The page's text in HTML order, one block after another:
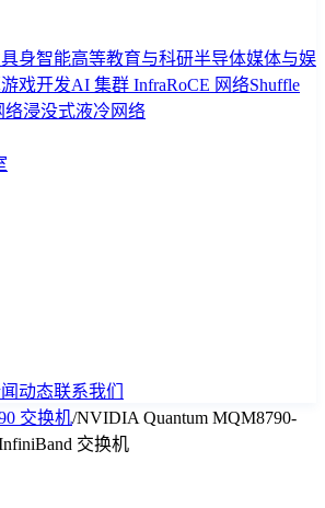
具身智能高等教育与科研半导体媒体与娱
游戏开发AI 集群 InfraRoCE 网络Shuffle
络浸没式液冷网络
动态联系我们
交换机/NVIDIA Quantum MQM8790-
交换机